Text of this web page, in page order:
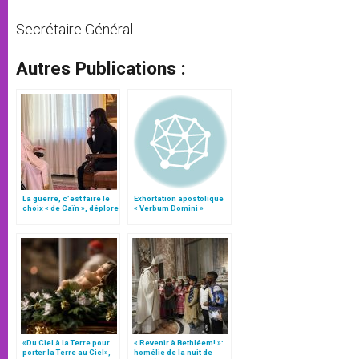
Secrétaire Général
Autres Publications :
La guerre, c’est faire le
choix « de Caïn », déplore
Exhortation apostolique
« Verbum Domini »
«Du Ciel à la Terre pour
porter la Terre au Ciel»,
« Revenir à Bethléem! »:
homélie de la nuit de